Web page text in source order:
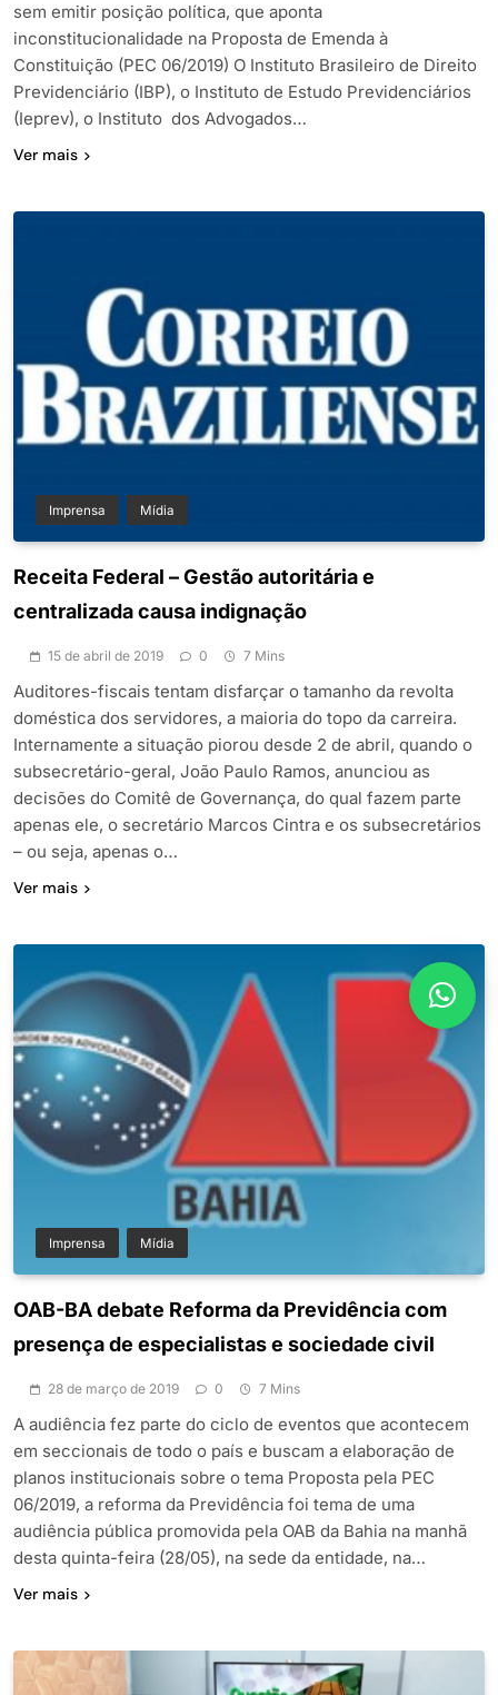
sem emitir posição política, que aponta
inconstitucionalidade na Proposta de Emenda à
Constituição (PEC 06/2019) O Instituto Brasileiro de Direito
Previdenciário (IBP), o Instituto de Estudo Previdenciários
(Ieprev), o Instituto dos Advogados…
Ver mais
Imprensa Mídia
Receita Federal – Gestão autoritária e
centralizada causa indignação
15 de abril de 2019 0 7 Mins
Auditores-fiscais tentam disfarçar o tamanho da revolta
doméstica dos servidores, a maioria do topo da carreira.
Internamente a situação piorou desde 2 de abril, quando o
subsecretário-geral, João Paulo Ramos, anunciou as
decisões do Comitê de Governança, do qual fazem parte
apenas ele, o secretário Marcos Cintra e os subsecretários
– ou seja, apenas o…
Ver mais
Imprensa Mídia
OAB-BA debate Reforma da Previdência com
presença de especialistas e sociedade civil
28 de março de 2019 0 7 Mins
A audiência fez parte do ciclo de eventos que acontecem
em seccionais de todo o país e buscam a elaboração de
planos institucionais sobre o tema Proposta pela PEC
06/2019, a reforma da Previdência foi tema de uma
audiência pública promovida pela OAB da Bahia na manhã
desta quinta-feira (28/05), na sede da entidade, na…
Ver mais